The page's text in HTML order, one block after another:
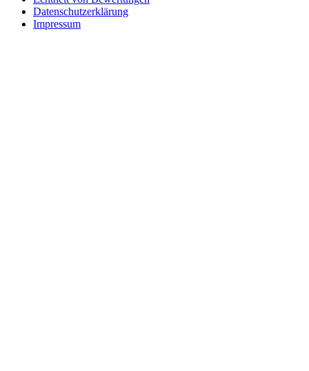
Datenschutzerklärung
Impressum